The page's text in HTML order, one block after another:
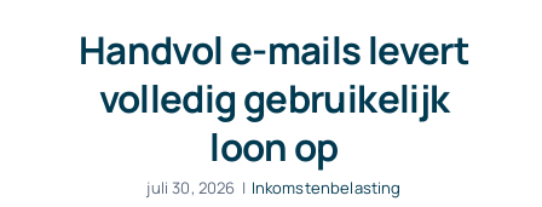
Handvol e-mails levert
volledig gebruikelijk
loon op
juli 30, 2026 | Inkomstenbelasting